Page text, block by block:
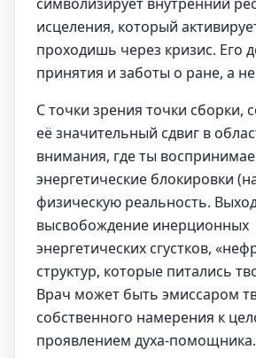
исцеления, который
проходишь через кризис. Его
принятия и заботы о ране, а
С точки зрения точки сборки,
её значительный сдвиг в
внимания, где ты
энергетические блокировки
физическую реальность.
высвобождение инерционных
энергетических сгустков,
структур, которые питались
Врач может быть эмиссаром
собственного намерения к
проявлением духа-помощника.